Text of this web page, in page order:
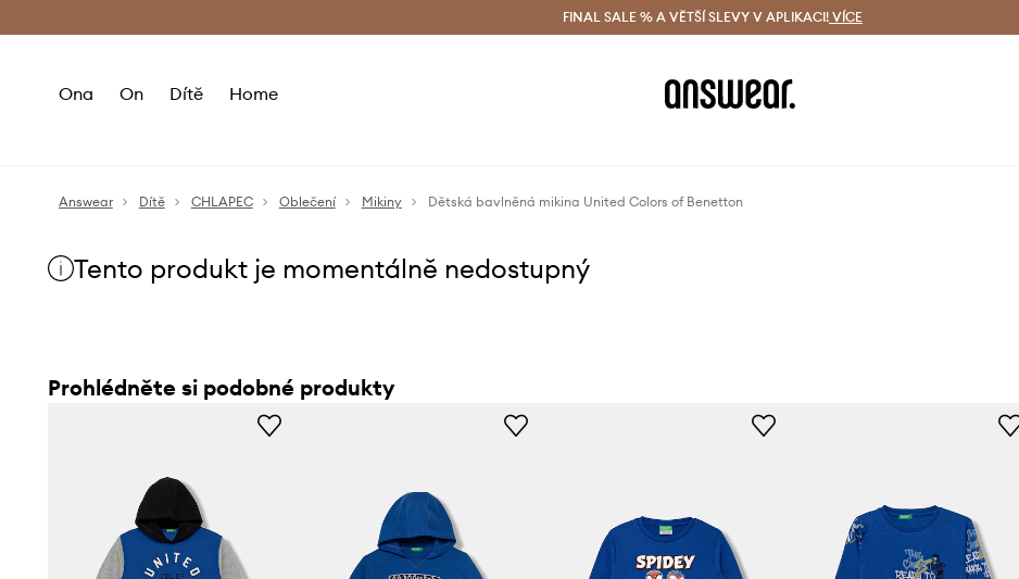
Doručení a vrácení zdarma (od 1800 Kč) Doručení i do 24 h
FINAL SALE % A VĚTŠÍ SLEVY V APLIKACI! VÍCE
Ona On Dítě Home
Answear Dítě CHLAPEC Oblečení Mikiny Dětská bavlněná mikina United Colors of Benetton
Tento produkt je momentálně nedostupný
Prohlédněte si podobné produkty